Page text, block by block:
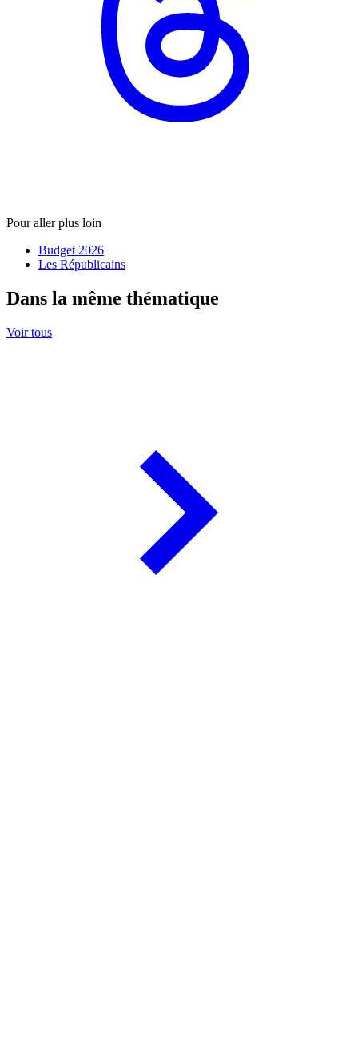
Pour aller plus loin
Budget 2026
Les Républicains
Dans la même thématique
Voir tous